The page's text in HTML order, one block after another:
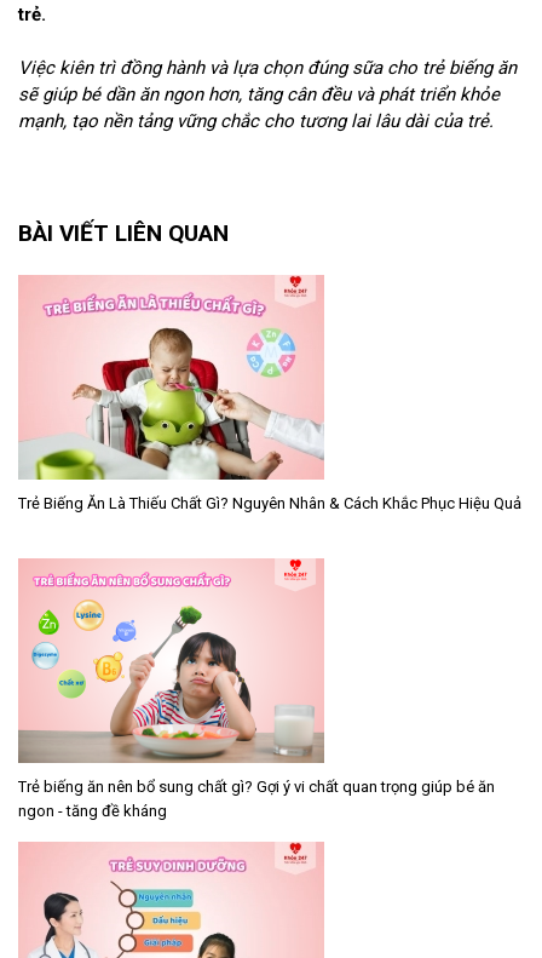
trẻ.
Việc kiên trì đồng hành và lựa chọn đúng sữa cho trẻ biếng ăn
sẽ giúp bé dần ăn ngon hơn, tăng cân đều và phát triển khỏe
mạnh, tạo nền tảng vững chắc cho tương lai lâu dài của trẻ.
BÀI VIẾT LIÊN QUAN
Trẻ Biếng Ăn Là Thiếu Chất Gì? Nguyên Nhân & Cách Khắc Phục Hiệu Quả
Trẻ biếng ăn nên bổ sung chất gì? Gợi ý vi chất quan trọng giúp bé ăn
ngon - tăng đề kháng